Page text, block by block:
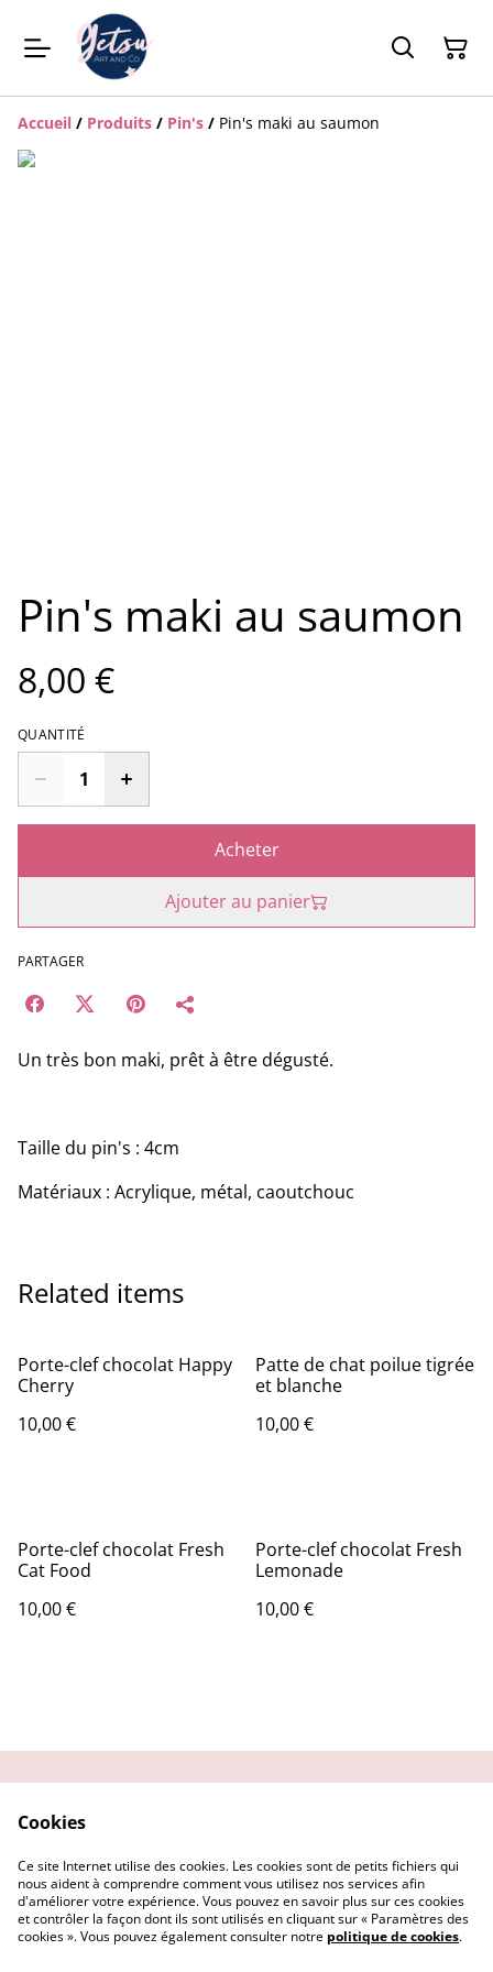
Accueil / Produits / Pin's / Pin's maki au saumon
Pin's maki au saumon
8,00 €
QUANTITÉ
Acheter
Ajouter au panier
PARTAGER
Un très bon maki, prêt à être dégusté.
Taille du pin's : 4cm
Matériaux : Acrylique, métal, caoutchouc
Related items
Porte-clef chocolat Happy
Cherry
10,00 €
Patte de chat poilue tigrée
et blanche
10,00 €
Porte-clef chocolat Fresh
Cat Food
10,00 €
Porte-clef chocolat Fresh
Lemonade
10,00 €
Confidentialité
Demander un retour
Cookies
Cookies
Ce site Internet utilise des cookies. Les cookies sont de petits fichiers qui
nous aident à comprendre comment vous utilisez nos services afin
d'améliorer votre expérience. Vous pouvez en savoir plus sur ces cookies
et contrôler la façon dont ils sont utilisés en cliquant sur « Paramètres des
cookies ». Vous pouvez également consulter notre politique de cookies.